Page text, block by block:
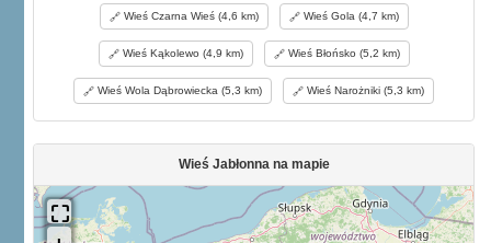
Wieś Czarna Wieś (4,6 km) Wieś Gola (4,7 km)
Wieś Kąkolewo (4,9 km) Wieś Błońsko (5,2 km)
Wieś Wola Dąbrowiecka (5,3 km) Wieś Narożniki (5,3 km)
Wieś Jabłonna na mapie